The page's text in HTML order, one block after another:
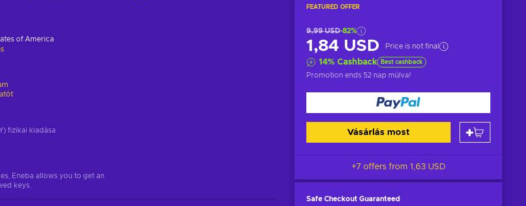
FEATURED OFFER
9,99 USD-82%
1,84 USD Price is not final
14% Cashback Best cashback
Promotion ends 52 nap múlva!
Vásárlás most
+7 offers from 1,63 USD
Safe Checkout Guaranteed
of America
fizikai kiadása
Eneba allows you to get an
keys.